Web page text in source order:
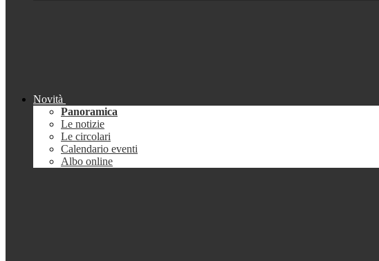
Novità
Panoramica
Le notizie
Le circolari
Calendario eventi
Albo online